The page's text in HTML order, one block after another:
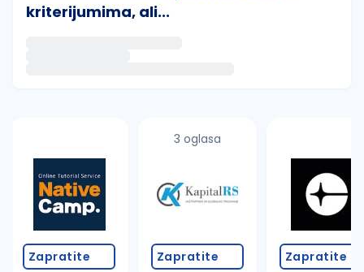
kriterijumima, ali...
Takođe možete da:
proverite pravopisne greške (koristite č, ć, š, đ,
povećajte radijus za odabrani grad
promenite odabrane filtere pretrage
Zapratite
3 oglasa
Zapratite Zapratite